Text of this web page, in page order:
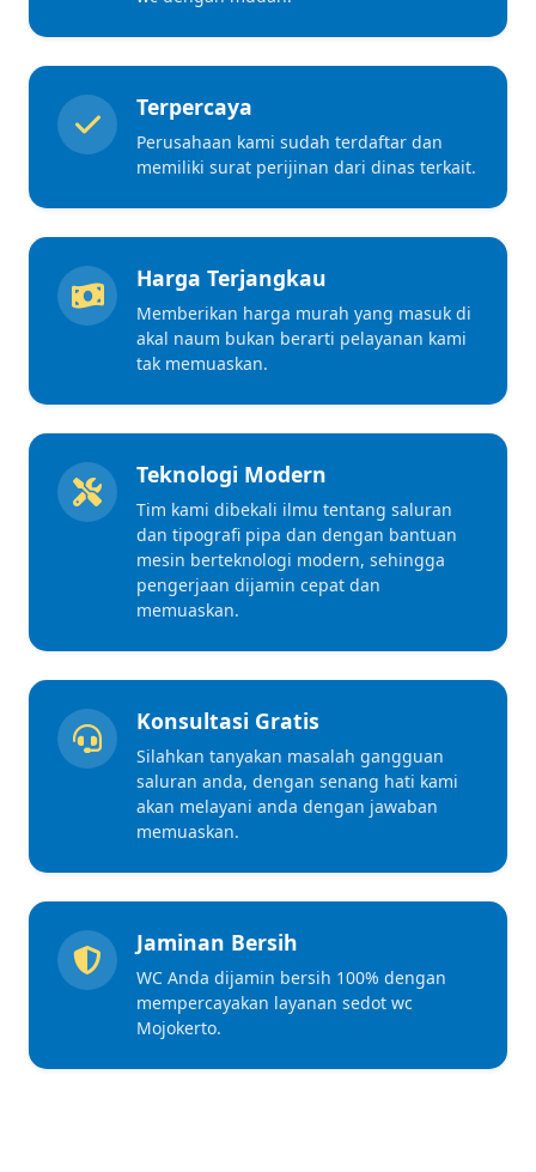
Terpercaya
Perusahaan kami sudah terdaftar dan
memiliki surat perijinan dari dinas terkait.
Harga Terjangkau
Memberikan harga murah yang masuk di
akal naum bukan berarti pelayanan kami
tak memuaskan.
Teknologi Modern
Tim kami dibekali ilmu tentang saluran
dan tipografi pipa dan dengan bantuan
mesin berteknologi modern, sehingga
pengerjaan dijamin cepat dan
memuaskan.
Konsultasi Gratis
Silahkan tanyakan masalah gangguan
saluran anda, dengan senang hati kami
akan melayani anda dengan jawaban
memuaskan.
Jaminan Bersih
WC Anda dijamin bersih 100% dengan
mempercayakan layanan sedot wc
Mojokerto.